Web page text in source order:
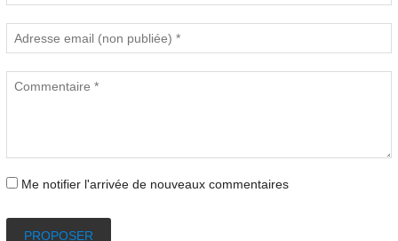
Me notifier l'arrivée de nouveaux commentaires
PROPOSER